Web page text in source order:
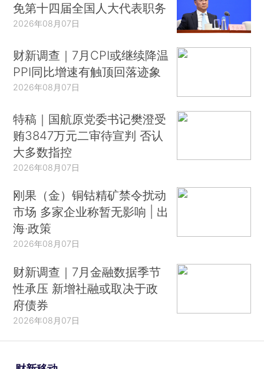
免第十四届全国人大代表职务
2026年08月07日
财新调查｜7月CPI或继续降温
PPI同比增速有触顶回落迹象
2026年08月07日
特稿｜国航原党委书记樊澄受
贿3847万元二审待宣判 否认
大多数指控
2026年08月07日
刚果（金）铜钴精矿禁令扰动
市场 多家企业称暂无影响 | 出
海·政策
2026年08月07日
财新调查｜7月金融数据季节
性承压 新增社融或取决于政
府债券
2026年08月07日